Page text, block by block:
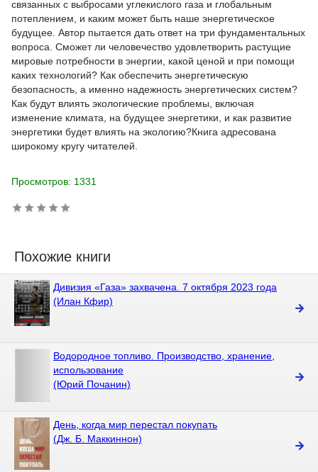
связанных с выбросами углекислого газа и глобальным
потеплением, и каким может быть наше энергетическое
будущее. Автор пытается дать ответ на три фундаментальных
вопроса. Сможет ли человечество удовлетворить растущие
мировые потребности в энергии, какой ценой и при помощи
каких технологий? Как обеспечить энергетическую
безопасность, а именно надежность энергетических систем?
Как будут влиять экологические проблемы, включая
изменение климата, на будущее энергетики, и как развитие
энергетики будет влиять на экологию?Книга адресована
широкому кругу читателей.
Просмотров: 1331
Похожие книги
Дивизия «Газа» захвачена. 7 октября 2023 года
(Илан Кфир)
Водородное топливо. Производство, хранение,
использование
(Юрий Почанин)
День, когда мир перестал покупать
(Дж. Б. Маккиннон)